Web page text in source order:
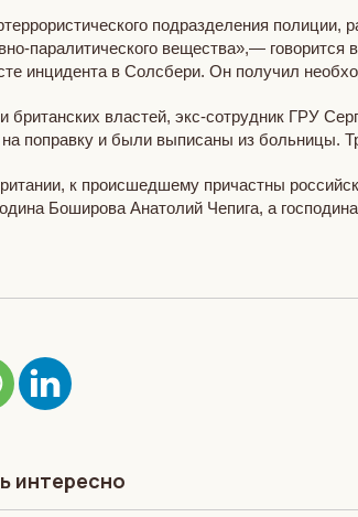
подразделения
паралитического вещества»,—
инцидента в Солсбери. Он получил
британских властей, экс-сотрудник ГРУ
поправку и были выписаны из больницы.
к происшедшему причастны
Боширова Анатолий Чепига, а
интересно